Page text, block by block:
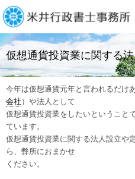
仮想通貨投資業に関する
今年は仮想通貨元年と言われるだけ
会社 ）や法人として
仮想通貨投資業をしたいということ
ています。
仮想通貨投資業に関する法人設立や
ら、弊所におまかせ
ください。